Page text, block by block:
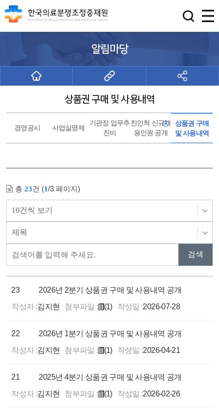
알림마당
상품권 구매 및 사용내역
경영공시 사업실명제
기관장 업무추
진비
친인척 신규채
용인원 공개
상품권 구매
및 사용내역
총23건 (1/3 페이지)
23
2026년 2분기 상품권 구매 및 사용내역 공개
작성자 :김지현 첨부파일 : (1) 작성일 :2026-07-28
22
2026년 1분기 상품권 구매 및 사용내역 공개
작성자 :김지현 첨부파일 : (1) 작성일 :2026-04-21
21
2025년 4분기 상품권 구매 및 사용내역 공개
작성자 :김지현 첨부파일 : (1) 작성일 :2026-02-26